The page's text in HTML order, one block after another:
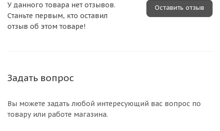
Оставить отзыв
У данного товара нет отзывов.
Станьте первым, кто оставил
отзыв об этом товаре!
Задать вопрос
Вы можете задать любой интересующий вас вопрос по
товару или работе магазина.